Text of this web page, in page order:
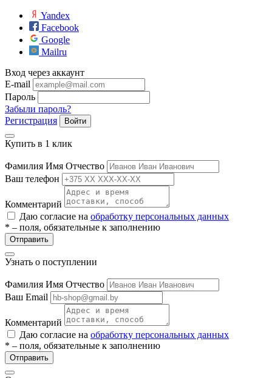
Yandex
Facebook
Google
Mailru
Вход через аккаунт
E-mail
Пароль
Забыли пароль?
Регистрация
Войти
Купить в 1 клик
Фамилия Имя Отчество
Ваш телефон
Комментарий
Даю согласие на обработку персональных данных
* – поля, обязательные к заполнению
Отправить
Узнать о поступлении
Фамилия Имя Отчество
Ваш Email
Комментарий
Даю согласие на обработку персональных данных
* – поля, обязательные к заполнению
Отправить